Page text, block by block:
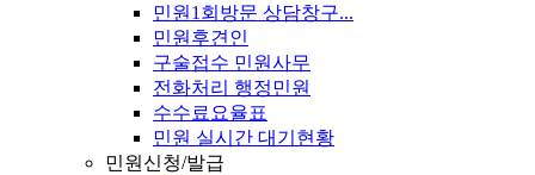
민원1회방문 상담창구...
민원후견인
구술접수 민원사무
전화처리 행정민원
수수료요율표
민원 실시간 대기현황
민원신청/발급